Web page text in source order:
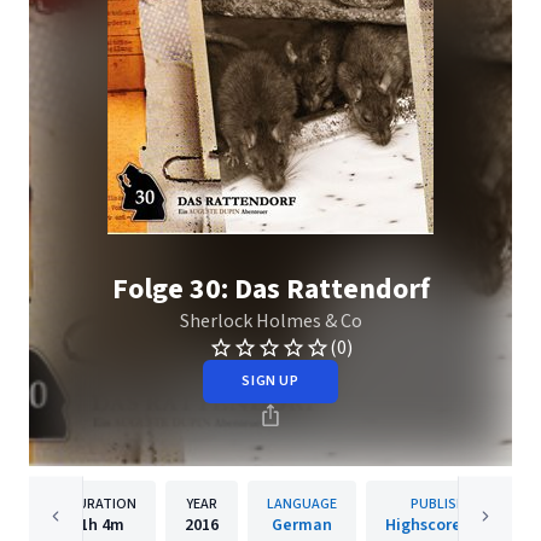
Folge 30: Das Rattendorf
Sherlock Holmes & Co
(0)
SIGN UP
DURATION
1h 4m
YEAR
2016
LANGUAGE
German
PUBLISHER
Highscore Music